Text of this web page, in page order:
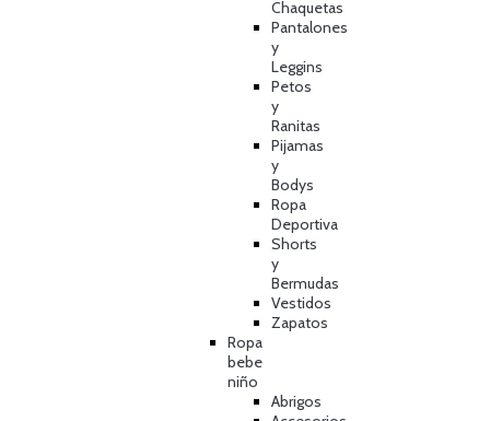
Chaquetas
Pantalones
y
Leggins
Petos
y
Ranitas
Pijamas
y
Bodys
Ropa
Deportiva
Shorts
y
Bermudas
Vestidos
Zapatos
Ropa
bebe
niño
Abrigos